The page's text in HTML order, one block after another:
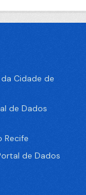
Cidade de
de Dados
Recife
de Dados